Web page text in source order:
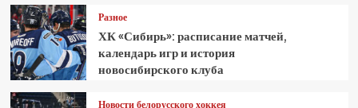
Разное
ХК «Сибирь»: расписание матчей,
календарь игр и история
новосибирского клуба
Новости белорусского хоккея